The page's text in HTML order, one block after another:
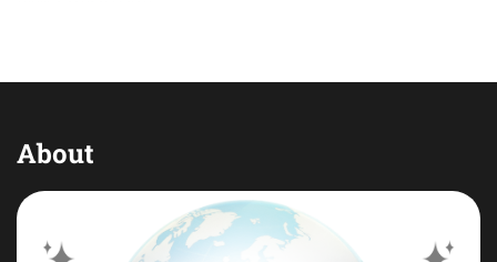
About